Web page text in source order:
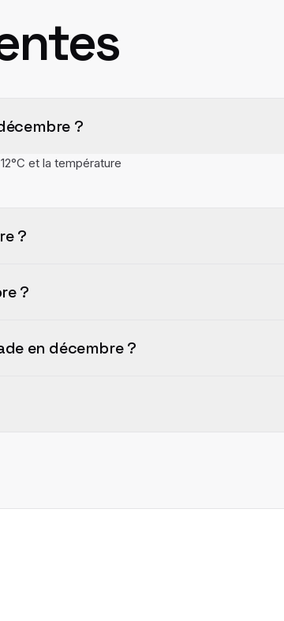
?
et la température
?
?
en décembre ?